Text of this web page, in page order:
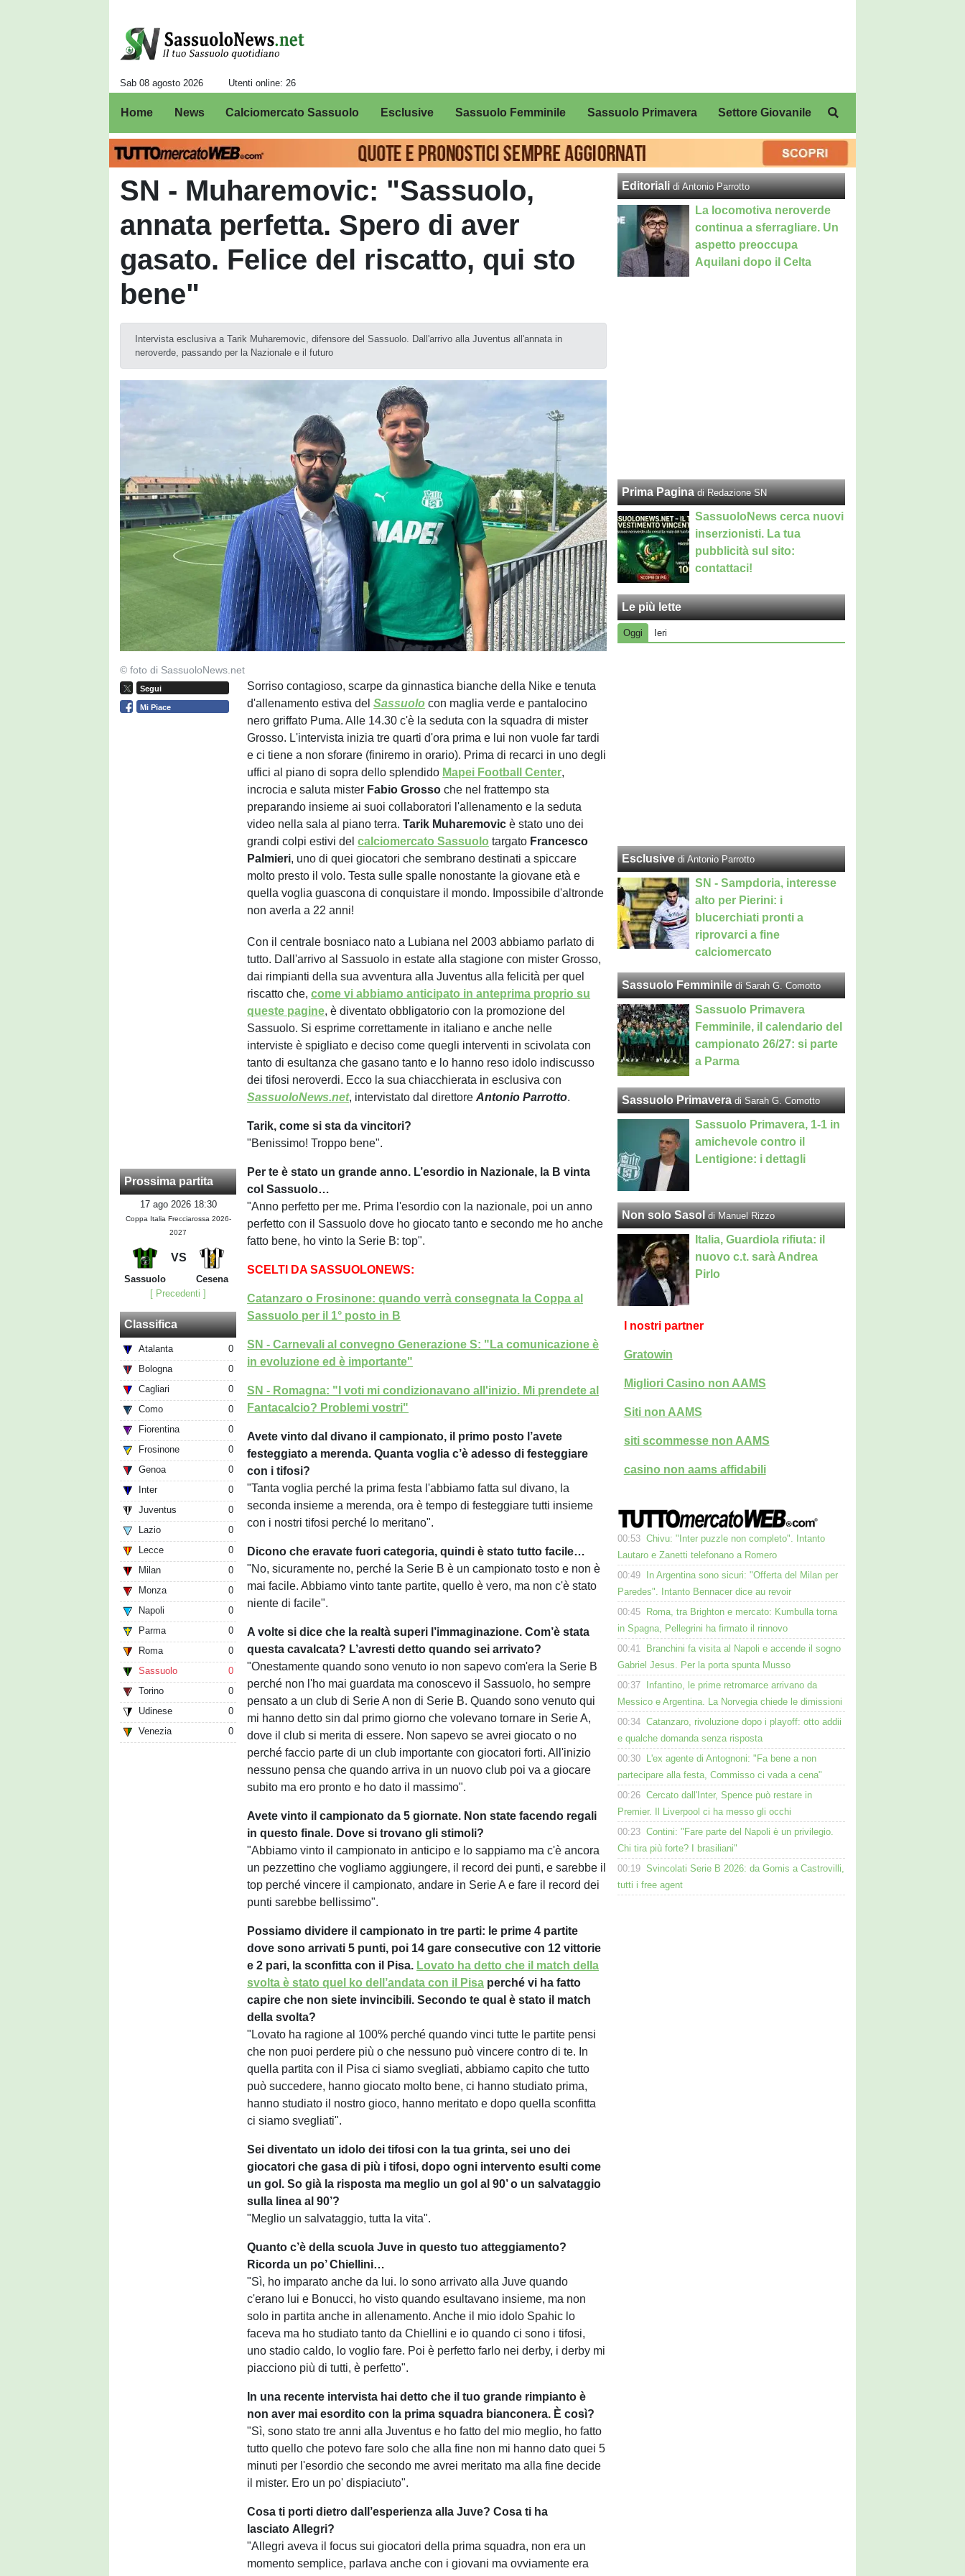
Sab 08 agosto 2026 Utenti online: 26
Home News Calciomercato Sassuolo Esclusive Sassuolo Femminile Sassuolo Primavera Settore Giovanile
SN - Muharemovic: "Sassuolo,
annata perfetta. Spero di aver
gasato. Felice del riscatto, qui sto
bene"
Intervista esclusiva a Tarik Muharemovic, difensore del Sassuolo. Dall'arrivo alla Juventus all'annata in
neroverde, passando per la Nazionale e il futuro
© foto di SassuoloNews.net
Segui
Mi Piace
Prossima partita
17 ago 2026 18:30
Coppa Italia Frecciarossa 2026-
2027
VS
Sassuolo
Cesena
[ Precedenti ]
Classifica
Atalanta
0
Bologna
0
Cagliari
0
Como
0
Fiorentina
0
Frosinone
0
Genoa
0
Inter
0
Juventus
0
Lazio
0
Lecce
0
Milan
0
Monza
0
Napoli
0
Parma
0
Roma
0
Sassuolo
0
Torino
0
Udinese
0
Venezia
0
Sorriso contagioso, scarpe da ginnastica bianche della Nike e tenuta
d'allenamento estiva delSassuolo con maglia verde e pantalocino
nero griffato Puma. Alle 14.30 c'è la seduta con la squadra di mister
Grosso. L'intervista inizia tre quarti d'ora prima e lui non vuole far tardi
e ci tiene a non sforare (finiremo in orario). Prima di recarci in uno degli
uffici al piano di sopra dello splendido Mapei Football Center,
incrocia e saluta mister Fabio Grosso che nel frattempo sta
preparando insieme ai suoi collaboratori l'allenamento e la seduta
video nella sala al piano terra.Tarik Muharemovic è stato uno dei
grandi colpi estivi delcalciomercato Sassuolo targato Francesco
Palmieri, uno di quei giocatori che sembrano destinati a spiccare
molto presto il volo. Testa sulle spalle nonostante la giovane età e
quella voglia guascona di conquistare il mondo. Impossibile d'altronde
non averla a 22 anni!
Con il centrale bosniaco nato a Lubiana nel 2003 abbiamo parlato di
tutto. Dall'arrivo al Sassuolo in estate alla stagione con mister Grosso,
dai rimpianti della sua avventura alla Juventus alla felicità per quel
riscatto che,come vi abbiamo anticipato in anteprima proprio su
queste pagine, è diventato obbligatorio con la promozione del
Sassuolo. Si esprime correttamente in italiano e anche nelle
interviste è spigliato e deciso come quegli interventi in scivolata con
tanto di esultanza che gasano tanto e lo hanno reso idolo indiscusso
dei tifosi neroverdi. Ecco la sua chiacchierata in esclusiva con
SassuoloNews.net, intervistato dal direttoreAntonio Parrotto.
Tarik, come si sta da vincitori?
"Benissimo! Troppo bene".
Per te è stato un grande anno. L’esordio in Nazionale, la B vinta
col Sassuolo…
"Anno perfetto per me. Prima l'esordio con la nazionale, poi un anno
perfetto con il Sassuolo dove ho giocato tanto e secondo me ho anche
fatto bene, ho vinto la Serie B: top".
SCELTI DA SASSUOLONEWS:
Catanzaro o Frosinone: quando verrà consegnata la Coppa al
Sassuolo per il 1° posto in B
SN - Carnevali al convegno Generazione S: "La comunicazione è
in evoluzione ed è importante"
SN - Romagna: "I voti mi condizionavano all'inizio. Mi prendete al
Fantacalcio? Problemi vostri"
Avete vinto dal divano il campionato, il primo posto l’avete
festeggiato a merenda. Quanta voglia c’è adesso di festeggiare
con i tifosi?
"Tanta voglia perché la prima festa l'abbiamo fatta sul divano, la
seconda insieme a merenda, ora è tempo di festeggiare tutti insieme
con i nostri tifosi perché lo meritano".
Dicono che eravate fuori categoria, quindi è stato tutto facile…
"No, sicuramente no, perché la Serie B è un campionato tosto e non è
mai facile. Abbiamo vinto tante partite, quello è vero, ma non c'è stato
niente di facile".
A volte si dice che la realtà superi l’immaginazione. Com’è stata
questa cavalcata? L’avresti detto quando sei arrivato?
"Onestamente quando sono venuto io non sapevo com'era la Serie B
perché non l'ho mai guardata ma conoscevo il Sassuolo, ho sempre
pensato a un club di Serie A non di Serie B. Quando sono venuto qui
mi hanno detto sin dal primo giorno che volevano tornare in Serie A,
dove il club si merita di essere. Non sapevo se avrei giocato o no
perché faccio parte di un club importante con giocatori forti. All'inizio
nessuno pensa che quando arriva in un nuovo club poi va a giocare
subito ma ero pronto e ho dato il massimo".
Avete vinto il campionato da 5 giornate. Non state facendo regali
in questo finale. Dove si trovano gli stimoli?
"Abbiamo vinto il campionato in anticipo e lo sappiamo ma c'è ancora
un pezzettino che vogliamo aggiungere, il record dei punti, e sarebbe il
top perché vincere il campionato, andare in Serie A e fare il record dei
punti sarebbe bellissimo".
Possiamo dividere il campionato in tre parti: le prime 4 partite
dove sono arrivati 5 punti, poi 14 gare consecutive con 12 vittorie
e 2 pari, la sconfitta con il Pisa. Lovato ha detto che il match della
svolta è stato quel ko dell’andata con il Pisa perché vi ha fatto
capire che non siete invincibili. Secondo te qual è stato il match
della svolta?
"Lovato ha ragione al 100% perché quando vinci tutte le partite pensi
che non puoi perdere più o che nessuno può vincere contro di te. In
quella partita con il Pisa ci siamo svegliati, abbiamo capito che tutto
può succedere, hanno giocato molto bene, ci hanno studiato prima,
hanno studiato il nostro gioco, hanno meritato e dopo quella sconfitta
ci siamo svegliati".
Sei diventato un idolo dei tifosi con la tua grinta, sei uno dei
giocatori che gasa di più i tifosi, dopo ogni intervento esulti come
un gol. So già la risposta ma meglio un gol al 90’ o un salvataggio
sulla linea al 90’?
"Meglio un salvataggio, tutta la vita".
Quanto c’è della scuola Juve in questo tuo atteggiamento?
Ricorda un po’ Chiellini…
"Sì, ho imparato anche da lui. Io sono arrivato alla Juve quando
c'erano lui e Bonucci, ho visto quando esultavano insieme, ma non
solo in partita anche in allenamento. Anche il mio idolo Spahic lo
faceva ma ho studiato tanto da Chiellini e io quando ci sono i tifosi,
uno stadio caldo, lo voglio fare. Poi è perfetto farlo nei derby, i derby mi
piacciono più di tutti, è perfetto".
In una recente intervista hai detto che il tuo grande rimpianto è
non aver mai esordito con la prima squadra bianconera. È così?
"Sì, sono stato tre anni alla Juventus e ho fatto del mio meglio, ho fatto
tutto quello che potevo fare solo che alla fine non mi hanno dato quei 5
minuti per l'esordio che secondo me avrei meritato ma alla fine decide
il mister. Ero un po' dispiaciuto".
Cosa ti porti dietro dall’esperienza alla Juve? Cosa ti ha
lasciato Allegri?
"Allegri aveva il focus sui giocatori della prima squadra, non era un
momento semplice, parlava anche con i giovani ma ovviamente era
Editoriali di Antonio Parrotto
La locomotiva neroverde
continua a sferragliare. Un
aspetto preoccupa
Aquilani dopo il Celta
Prima Pagina di Redazione SN
SassuoloNews cerca nuovi
inserzionisti. La tua
pubblicità sul sito:
contattaci!
Le più lette
Oggi Ieri
Esclusive di Antonio Parrotto
SN - Sampdoria, interesse
alto per Pierini: i
blucerchiati pronti a
riprovarci a fine
calciomercato
Sassuolo Femminile di Sarah G. Comotto
Sassuolo Primavera
Femminile, il calendario del
campionato 26/27: si parte
a Parma
Sassuolo Primavera di Sarah G. Comotto
Sassuolo Primavera, 1-1 in
amichevole contro il
Lentigione: i dettagli
Non solo Sasol di Manuel Rizzo
Italia, Guardiola rifiuta: il
nuovo c.t. sarà Andrea
Pirlo
I nostri partner
Gratowin
Migliori Casino non AAMS
Siti non AAMS
siti scommesse non AAMS
casino non aams affidabili
00:53 Chivu: "Inter puzzle non completo". Intanto
Lautaro e Zanetti telefonano a Romero
00:49
In Argentina sono sicuri: "Offerta del Milan per
Paredes". Intanto Bennacer dice au revoir
00:45
Roma, tra Brighton e mercato: Kumbulla torna
in Spagna, Pellegrini ha firmato il rinnovo
00:41
Branchini fa visita al Napoli e accende il sogno
Gabriel Jesus. Per la porta spunta Musso
00:37
Infantino, le prime retromarce arrivano da
Messico e Argentina. La Norvegia chiede le dimissioni
00:34 Catanzaro, rivoluzione dopo i playoff: otto addii
e qualche domanda senza risposta
00:30
L'ex agente di Antognoni: "Fa bene a non
partecipare alla festa, Commisso ci vada a cena"
00:26 Cercato dall'Inter, Spence può restare in
Premier. Il Liverpool ci ha messo gli occhi
00:23 Contini: "Fare parte del Napoli è un privilegio.
Chi tira più forte? I brasiliani"
00:19 Svincolati Serie B 2026: da Gomis a Castrovilli,
tutti i free agent